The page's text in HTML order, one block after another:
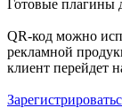
Готовые плагины
QR-код можно
рекламной
клиент перейдет